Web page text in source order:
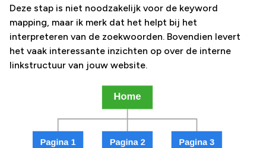
Deze stap is niet noodzakelijk voor de keyword
mapping, maar ik merk dat het helpt bij het
interpreteren van de zoekwoorden. Bovendien levert
het vaak interessante inzichten op over de interne
linkstructuur van jouw website.